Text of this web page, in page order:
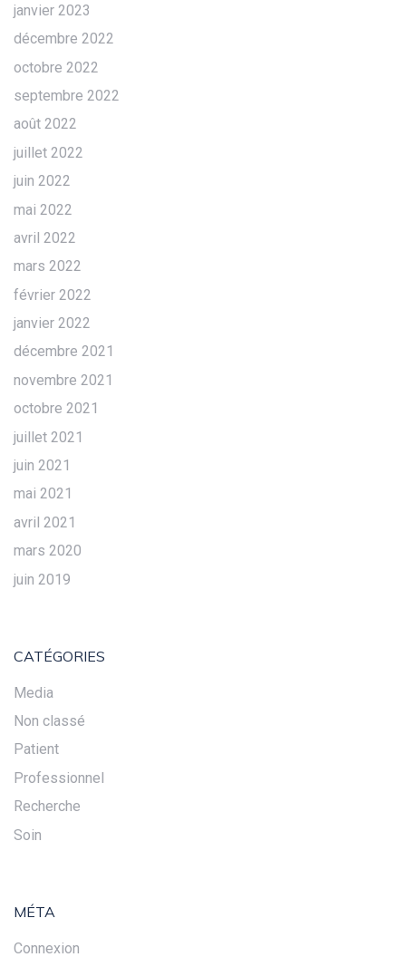
janvier 2023
décembre 2022
octobre 2022
septembre 2022
août 2022
juillet 2022
juin 2022
mai 2022
avril 2022
mars 2022
février 2022
janvier 2022
décembre 2021
novembre 2021
octobre 2021
juillet 2021
juin 2021
mai 2021
avril 2021
mars 2020
juin 2019
CATÉGORIES
Media
Non classé
Patient
Professionnel
Recherche
Soin
MÉTA
Connexion